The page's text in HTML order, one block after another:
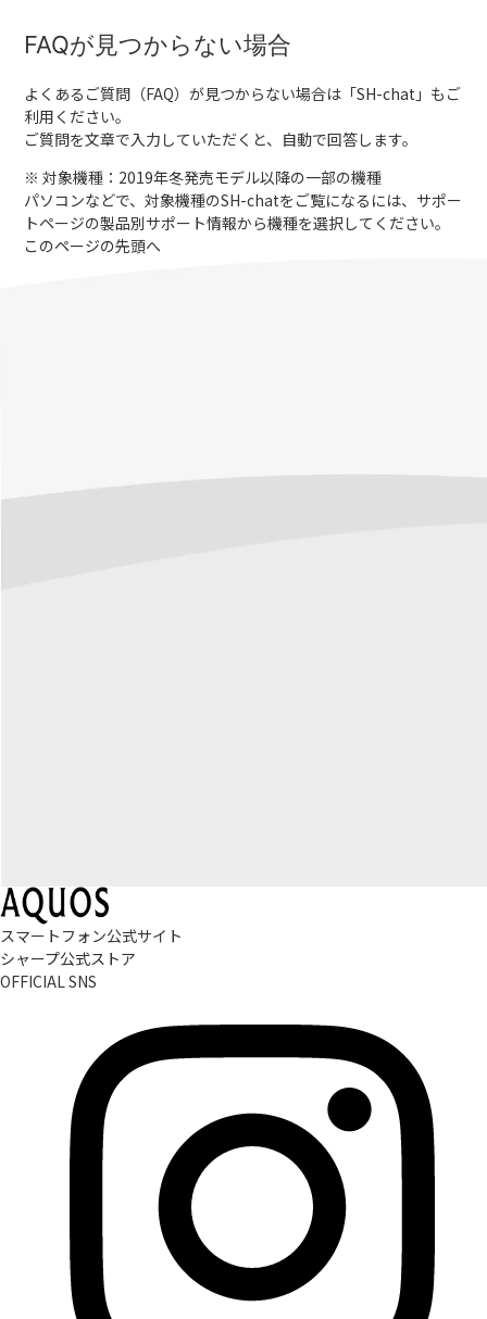
FAQが見つからない場合
よくあるご質問（FAQ）が見つからない場合は「SH-chat 」もご
利用ください。
ご質問を文章で入力していただくと、自動で回答します。
※ 対象機種：2019年冬発売モデル以降の一部の機種
パソコンなどで、対象機種のSH-chatをご覧になるには、サポー
トページの製品別サポート情報から機種を選択してください。
このページの先頭へ
スマートフォン公式サイト
シャープ公式ストア
OFFICIAL SNS